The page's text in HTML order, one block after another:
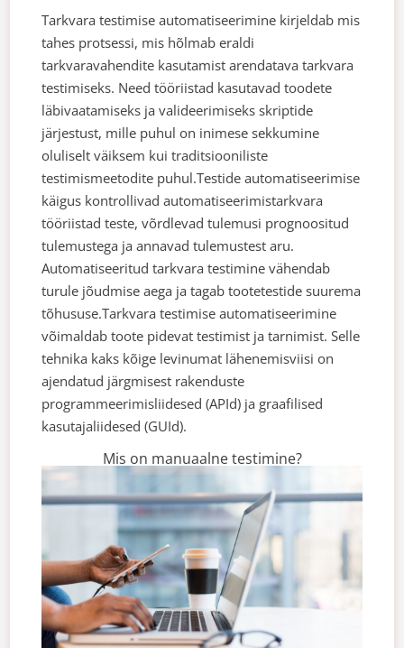
Tarkvara testimise automatiseerimine kirjeldab mis
tahes protsessi, mis hõlmab eraldi
tarkvaravahendite kasutamist arendatava tarkvara
testimiseks. Need tööriistad kasutavad toodete
läbivaatamiseks ja valideerimiseks skriptide
järjestust, mille puhul on inimese sekkumine
oluliselt väiksem kui traditsiooniliste
testimismeetodite puhul.Testide automatiseerimise
käigus kontrollivad automatiseerimistarkvara
tööriistad teste, võrdlevad tulemusi prognoositud
tulemustega ja annavad tulemustest aru.
Automatiseeritud tarkvara testimine vähendab
turule jõudmise aega ja tagab tootetestide suurema
tõhususe.Tarkvara testimise automatiseerimine
võimaldab toote pidevat testimist ja tarnimist. Selle
tehnika kaks kõige levinumat lähenemisviisi on
ajendatud järgmisest rakenduste
programmeerimisliidesed (APId) ja graafilised
kasutajaliidesed (GUId).
Mis on manuaalne testimine?